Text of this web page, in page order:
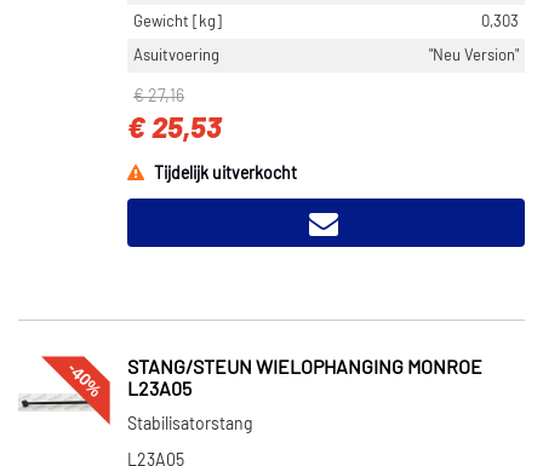
Gewicht [kg]
0,303
Asuitvoering
"Neu Version"
€ 27,16
€ 25,53
Tijdelijk uitverkocht
-40%
STANG/STEUN WIELOPHANGING MONROE
L23A05
Stabilisatorstang
L23A05